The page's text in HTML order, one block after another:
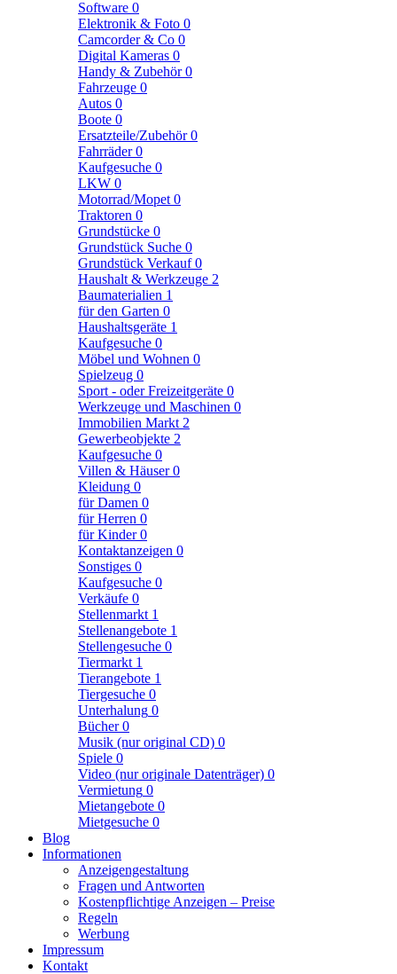
Software 0
Elektronik & Foto 0
Camcorder & Co 0
Digital Kameras 0
Handy & Zubehör0
Fahrzeuge 0
Autos 0
Boote 0
Ersatzteile/Zubehör0
Fahrräder0
Kaufgesuche 0
LKW 0
Motorrad/Mopet 0
Traktoren 0
Grundstücke 0
Grundstück Suche 0
Grundstück Verkauf0
Haushalt & Werkzeuge 2
Baumaterialien 1
für den Garten 0
Haushaltsgeräte 1
Kaufgesuche 0
Möbel und Wohnen 0
Spielzeug 0
Sport - oder Freizeitgeräte 0
Werkzeuge und Maschinen 0
Immobilien Markt 2
Gewerbeobjekte 2
Kaufgesuche 0
Villen & Häuser0
Kleidung 0
für Damen 0
für Herren 0
für Kinder0
Kontaktanzeigen 0
Sonstiges 0
Kaufgesuche 0
Verkäufe 0
Stellenmarkt 1
Stellenangebote 1
Stellengesuche 0
Tiermarkt 1
Tierangebote 1
Tiergesuche 0
Unterhalung 0
Bücher0
Musik (nur original CD) 0
Spiele 0
Video (nur originale Datenträger) 0
Vermietung 0
Mietangebote 0
Mietgesuche 0
Blog
Informationen
Anzeigengestaltung
Fragen und Antworten
Kostenpflichtige Anzeigen – Preise
Regeln
Werbung
Impressum
Kontakt